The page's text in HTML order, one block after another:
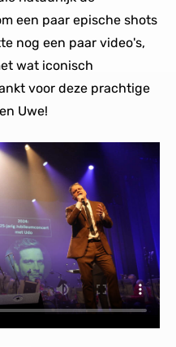
een paar epische shots
nog een paar video's,
wat iconisch
voor deze prachtige
Uwe!